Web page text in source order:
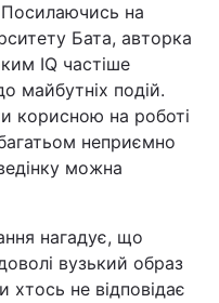
на
Бата, авторка
IQ частіше
майбутніх подій.
корисною на роботі
неприємно
можна
нагадує, що
вузький образ
не відповідає